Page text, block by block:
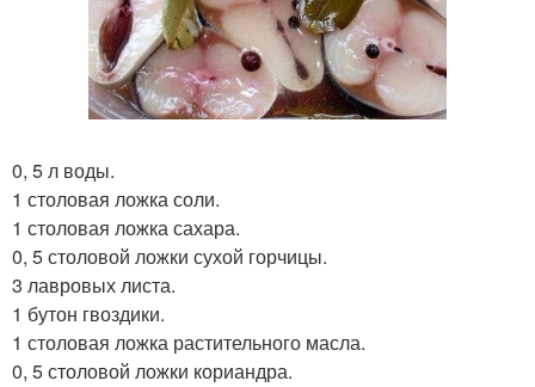
0, 5 л воды.
1 столовая ложка соли.
1 столовая ложка сахара.
0, 5 столовой ложки сухой горчицы.
3 лавровых листа.
1 бутон гвоздики.
1 столовая ложка растительного масла.
0, 5 столовой ложки кориандра.